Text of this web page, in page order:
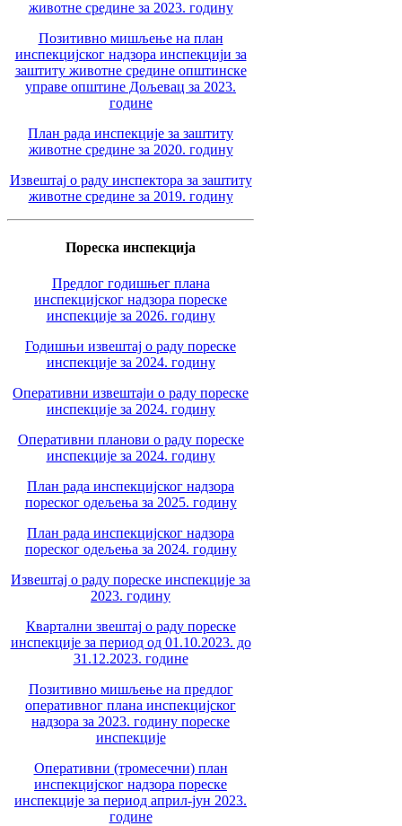
животне средине за 2023. годину
Позитивно мишљење на план
инспекцијског надзора инспекцији за
заштиту животне средине општинске
управе општине Дољевац за 2023.
године
План рада инспекције за заштиту
животне средине за 2020. годину
Извештај о раду инспектора за заштиту
животне средине за 2019. годину
Пореска инспекција
Предлог годишњег плана
инспекцијског надзора пореске
инспекције за 2026. годину
Годишњи извештај о раду пореске
инспекције за 2024. годину
Оперативни извештаји о раду пореске
инспекције за 2024. годину
Оперативни планови о раду пореске
инспекције за 2024. годину
План рада инспекцијског надзора
пореског одељења за 2025. годину
План рада инспекцијског надзора
пореског одељења за 2024. годину
Извештај о раду пореске инспекције за
2023. годину
Квартални звештај о раду пореске
инспекције за период од 01.10.2023. до
31.12.2023. године
Позитивно мишљење на предлог
оперативног плана инспекцијског
надзора за 2023. годину пореске
инспекције
Оперативни (тромесечни) план
инспекцијског надзора пореске
инспекције за период април-јун 2023.
године